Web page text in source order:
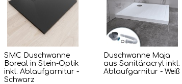
SMC Duschwanne
Boreal in Stein-Optik
inkl. Ablaufgarnitur -
Schwarz
Duschwanne Maja
aus Sanitäracryl inkl.
Ablaufgarnitur - Weiß